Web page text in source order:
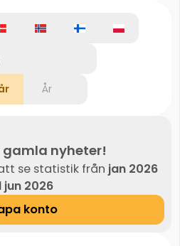
År
gamla nyheter!
se statistik från jan 2026
jun 2026
konto